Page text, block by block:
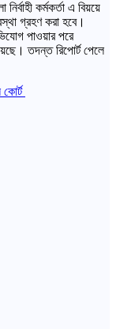
কর্মকর্তা এ বিয়য়ে
গ্রহণ করা হবে।
পাওয়ার পরে
তদন্ত রিপোর্ট পেলে
কোর্ট